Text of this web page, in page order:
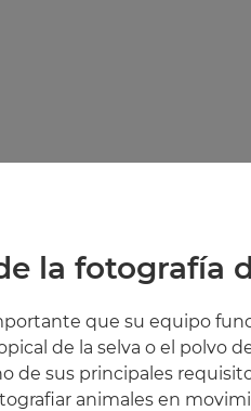
la fotografía
que su equipo
de la selva o el polvo
de sus principales
animales en